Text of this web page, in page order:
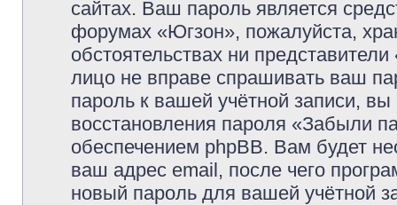
сайтах. Ваш пароль является
форумах «Югзон», пожалуйста,
обстоятельствах ни
лицо не вправе спрашивать ваш
пароль к вашей учётной записи,
восстановления пароля «Забыли
обеспечением phpBB. Вам будет
ваш адрес email, после чего
новый пароль для вашей учётной